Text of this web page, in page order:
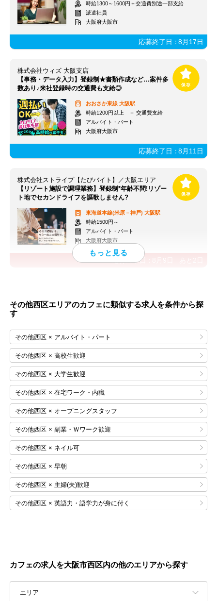
時給1300～1600円＋交通費別途一部支給
派遣社員
大阪府大阪市
応募終了日：8月17日
株式会社ウィズ 大阪支店
【事務・データ入力】登録制★書類作成など…案件多
数あり♪来社登録時の交通費も支給◎
おおさか東線 大阪駅
時給1200円以上 ＋ 交通費支給
アルバイト・パート
大阪府大阪市
応募終了日：8月11日
株式会社ストライプ【たびバイト】／大阪エリア
【リゾート施設で調理業務】登録制*年齢不問!リゾー
ト地でセカンドライフを謳歌しません?
東海道本線(米原－神戸) 大阪駅
時給1500円～
アルバイト・パート
大阪府大阪市
応募終了日：
その他西区エリアのカフェに類似する求人を条件から探
す
その他西区 × アルバイト・パート
その他西区 × 高校生歓迎
その他西区 × 大学生歓迎
その他西区 × 在宅ワーク・内職
その他西区 × オープニングスタッフ
その他西区 × 副業・Ｗワーク歓迎
その他西区 × ネイル可
その他西区 × 早朝
その他西区 × 主婦(夫)歓迎
その他西区 × 英語力・語学力が身に付く
カフェの求人を大阪市西区内の他のエリアから探す
エリア